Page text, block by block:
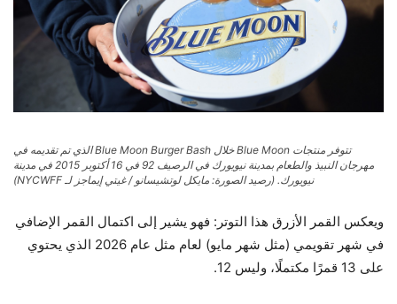
تتوفر منتجات Blue Moon خلال Blue Moon Burger Bash الذي تم تقديمه في
مهرجان النبيذ والطعام بمدينة نيويورك في الرصيف 92 في 16 أكتوبر 2015 في مدينة
نيويورك. (رصيد الصورة: مايكل لوتشيسانو / غيتي إيماجز لـ NYCWFF)
ويعكس القمر الأزرق هذا التوتر: فهو يشير إلى اكتمال القمر الإضافي
في شهر تقويمي (مثل شهر مايو) لعام مثل عام 2026 الذي يحتوي
على 13 قمرًا مكتملًا، وليس 12.